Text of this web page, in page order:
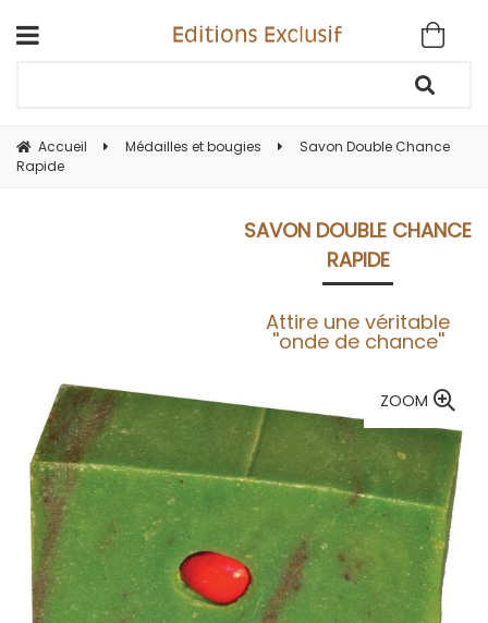
Accueil Médailles et bougies
Savon Double Chance
Rapide
SAVON DOUBLE CHANCE
RAPIDE
Attire une véritable
''onde de chance''
ZOOM